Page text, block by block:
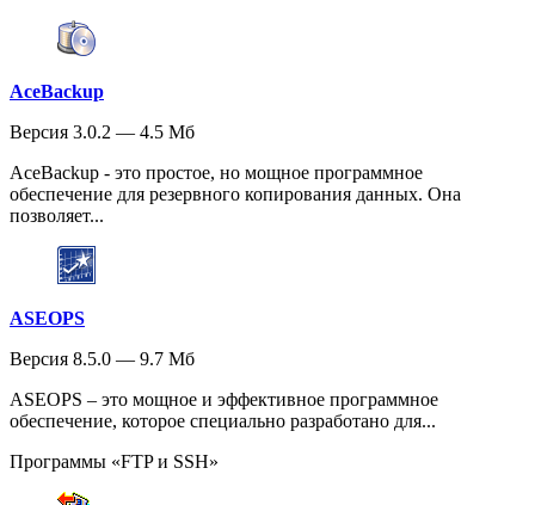
AceBackup
Версия 3.0.2 — 4.5 Мб
AceBackup - это простое, но мощное программное
обеспечение для резервного копирования данных. Она
позволяет...
ASEOPS
Версия 8.5.0 — 9.7 Мб
ASEOPS – это мощное и эффективное программное
обеспечение, которое специально разработано для...
Программы «FTP и SSH»